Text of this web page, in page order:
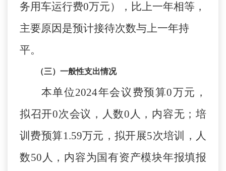
务用车运行费0万元），比上一年相等，
主要原因是预计接待次数与上一年持
平。
（三）一般性支出情况
本单位2024年会议费预算0万元，
拟召开0次会议，人数0 人，内容无；培
训费预算1.59万元，拟开展5次培训，人
数50 人，内容为国有资产模块年报填报